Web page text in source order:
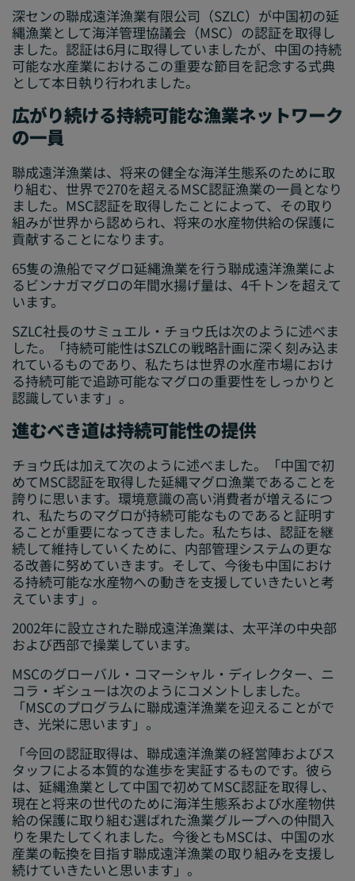
深センの聯成遠洋漁業有限公司（SZLC）が中国初の延
縄漁業として海洋管理協議会（MSC）の認証を取得し
ました。認証は6月に取得していましたが、中国の持続
可能な水産業におけるこの重要な節目を記念する式典
として本日執り行われました。
広がり続ける持続可能な漁業ネットワーク
の一員
聯成遠洋漁業は、将来の健全な海洋生態系のために取
り組む、世界で270を超えるMSC認証漁業の一員となり
ました。MSC認証を取得したことによって、その取り
組みが世界から認められ、将来の水産物供給の保護に
貢献することになります。
65隻の漁船でマグロ延縄漁業を行う聯成遠洋漁業によ
るビンナガマグロの年間水揚げ量は、4千トンを超えて
います。
SZLC社長のサミュエル・チョウ氏は次のように述べま
した。「持続可能性はSZLCの戦略計画に深く刻み込ま
れているものであり、私たちは世界の水産市場におけ
る持続可能で追跡可能なマグロの重要性をしっかりと
認識しています」。
進むべき道は持続可能性の提供
チョウ氏は加えて次のように述べました。「中国で初
めてMSC認証を取得した延縄マグロ漁業であることを
誇りに思います。環境意識の高い消費者が増えるにつ
れ、私たちのマグロが持続可能なものであると証明す
ることが重要になってきました。私たちは、認証を継
続して維持していくために、内部管理システムの更な
る改善に努めていきます。そして、今後も中国におけ
る持続可能な水産物への動きを支援していきたいと考
えています」。
2002年に設立された聯成遠洋漁業は、太平洋の中央部
および西部で操業しています。
MSCのグローバル・コマーシャル・ディレクター、ニ
コラ・ギシューは次のようにコメントしました。
「MSCのプログラムに聯成遠洋漁業を迎えることがで
き、光栄に思います」。
「今回の認証取得は、聯成遠洋漁業の経営陣およびス
タッフによる本質的な進歩を実証するものです。彼ら
は、延縄漁業として中国で初めてMSC認証を取得し、
現在と将来の世代のために海洋生態系および水産物供
給の保護に取り組む選ばれた漁業グループへの仲間入
りを果たしてくれました。今後ともMSCは、中国の水
産業の転換を目指す聯成遠洋漁業の取り組みを支援し
続けていきたいと思います」。